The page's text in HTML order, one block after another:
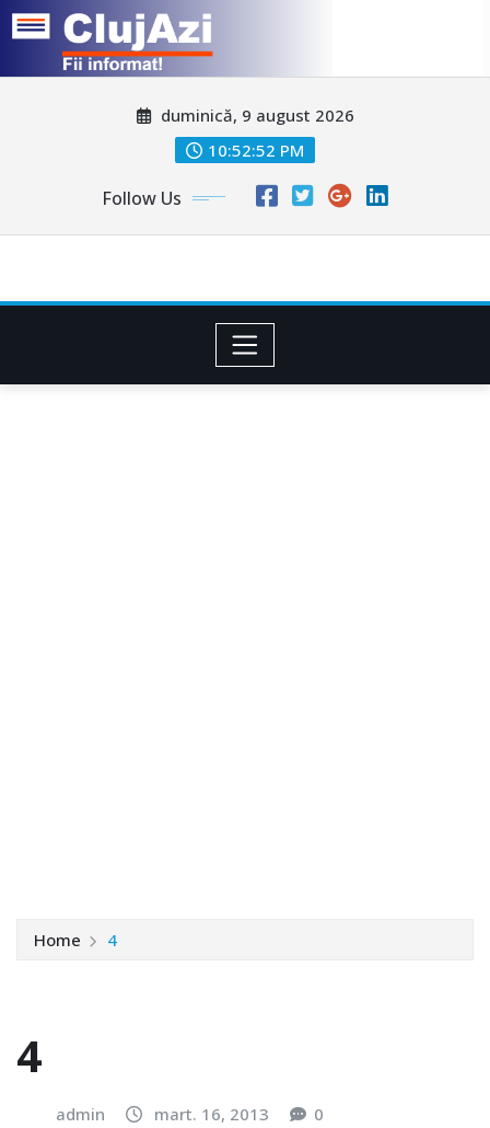
duminică, 9 august 2026
10:52:55 PM
Follow Us
Home 4
4
admin mart. 16, 2013 0